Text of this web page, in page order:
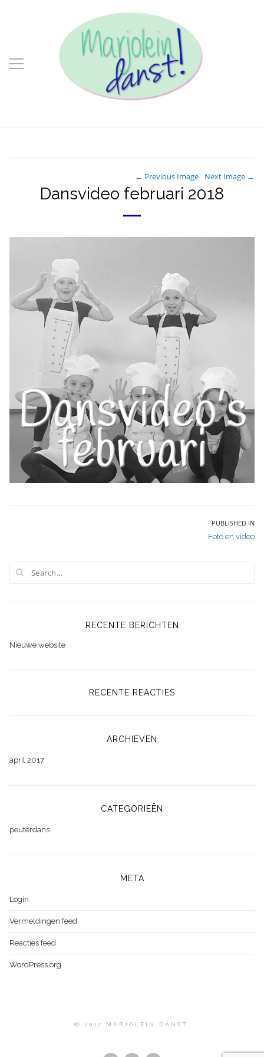
← Previous Image Next Image →
Dansvideo februari 2018
PUBLISHED IN
Foto en video
RECENTE BERICHTEN
Nieuwe website
RECENTE REACTIES
ARCHIEVEN
april 2017
CATEGORIEËN
peuterdans
META
Login
Vermeldingen feed
Reacties feed
WordPress.org
© 2017 MARJOLEIN DANST.